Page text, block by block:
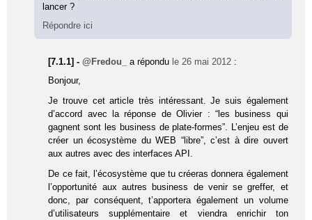
lancer ?
Répondre ici
[7.1.1] -@Fredou_ a répondu le 26 mai 2012 :
Bonjour,
Je trouve cet article très intéressant. Je suis également
d’accord avec la réponse de Olivier : “les business qui
gagnent sont les business de plate-formes”. L’enjeu est de
créer un écosystème du WEB “libre”, c’est à dire ouvert
aux autres avec des interfaces API.
De ce fait, l’écosystème que tu créeras donnera également
l’opportunité aux autres business de venir se greffer, et
donc, par conséquent, t’apportera également un volume
d’utilisateurs supplémentaire et viendra enrichir ton